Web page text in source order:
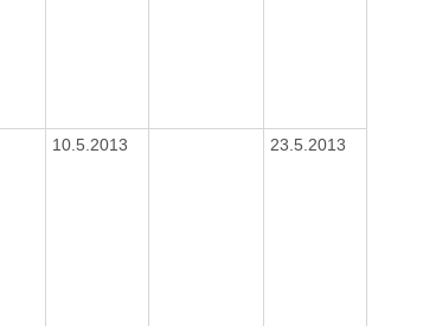
10.5.2013 23.5.2013